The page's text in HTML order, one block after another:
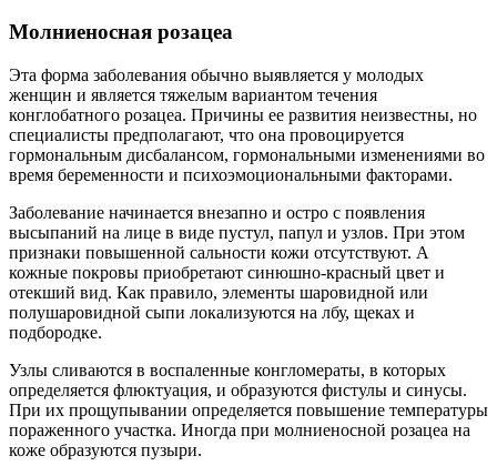
Молниеносная розацеа
Эта форма заболевания обычно выявляется у молодых
женщин и является тяжелым вариантом течения
конглобатного розацеа. Причины ее развития неизвестны, но
специалисты предполагают, что она провоцируется
гормональным дисбалансом, гормональными изменениями во
время беременности и психоэмоциональными факторами.
Заболевание начинается внезапно и остро с появления
высыпаний на лице в виде пустул, папул и узлов. При этом
признаки повышенной сальности кожи отсутствуют. А
кожные покровы приобретают синюшно-красный цвет и
отекший вид. Как правило, элементы шаровидной или
полушаровидной сыпи локализуются на лбу, щеках и
подбородке.
Узлы сливаются в воспаленные конгломераты, в которых
определяется флюктуация, и образуются фистулы и синусы.
При их прощупывании определяется повышение температуры
пораженного участка. Иногда при молниеносной розацеа на
коже образуются пузыри.